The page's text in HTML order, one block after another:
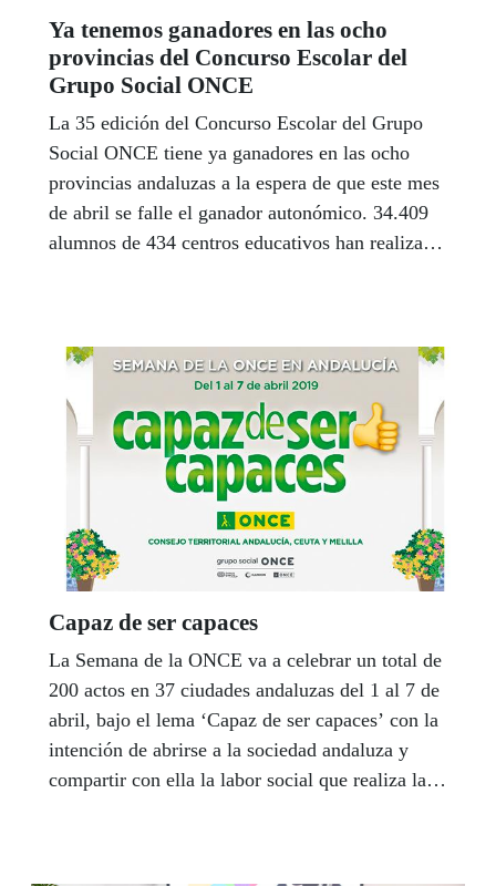
Ya tenemos ganadores en las ocho
provincias del Concurso Escolar del
Grupo Social ONCE
La 35 edición del Concurso Escolar del Grupo
Social ONCE tiene ya ganadores en las ocho
provincias andaluzas a la espera de que este mes
de abril se falle el ganador autonómico. 34.409
alumnos de 434 centros educativos han realizado
certamen que constituye la mayor movilización
social en la comunidad educativa andaluza.
Capaz de ser capaces
La Semana de la ONCE va a celebrar un total de
200 actos en 37 ciudades andaluzas del 1 al 7 de
abril, bajo el lema ‘Capaz de ser capaces’ con la
intención de abrirse a la sociedad andaluza y
compartir con ella la labor social que realiza la